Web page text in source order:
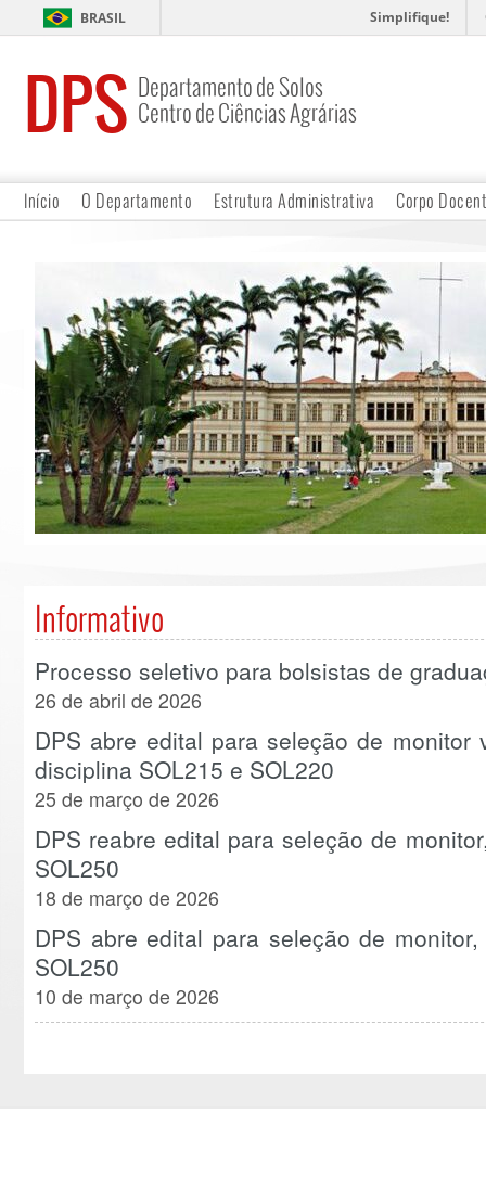
BRASIL Simplifique!
DPS Departamento de Solos
Centro de Ciências Agrárias
Início O Departamento Estrutura Administrativa Corpo
Informativo
Processo seletivo para bolsistas de
26 de abril de 2026
DPS abre edital para seleção de
disciplina SOL215 e SOL220
25 de março de 2026
DPS reabre edital para seleção de
SOL250
18 de março de 2026
DPS abre edital para seleção de
SOL250
10 de março de 2026